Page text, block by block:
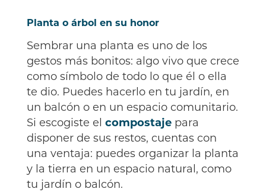
Planta o árbol en su honor
Sembrar una planta es uno de los
gestos más bonitos: algo vivo que crece
como símbolo de todo lo que él o ella
te dio. Puedes hacerlo en tu jardín, en
un balcón o en un espacio comunitario.
Si escogiste el compostaje para
disponer de sus restos, cuentas con
una ventaja: puedes organizar la planta
y la tierra en un espacio natural, como
tu jardín o balcón.